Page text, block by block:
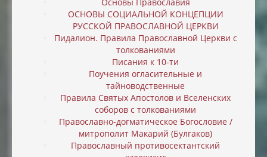
ОСНОВЫ СОЦИАЛЬНОЙ КОНЦЕПЦИИ
РУССКОЙ ПРАВОСЛАВНОЙ ЦЕРКВИ
Пидалион. Правила Православной Церкви с
толкованиями
Писания к 10-ти
Поучения огласительные и
тайноводственные
Правила Святых Апостолов и Вселенских
соборов с толкованиями
Православно-догматическое Богословие /
митрополит Макарий (Булгаков)
Православный противосектантский